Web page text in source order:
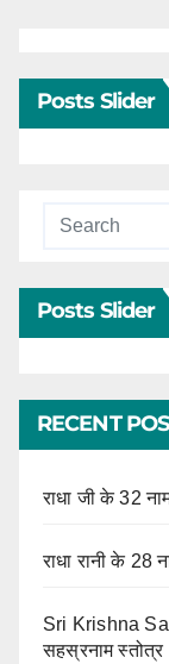
Posts Slider
Posts Slider
RECENT
राधा जी के 32
राधा रानी के 28
Sri Krishna
सहस्रनाम स्तोत्र